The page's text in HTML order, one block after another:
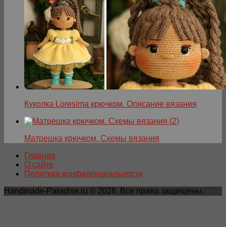
Куколка Loresima крючком. Описание вязания
Матрешка крючком. Схемы вязания
Главная
О сайте
Политика конфиденциальности
Handmade-Paradise.ru © 2026. Все права защищены.